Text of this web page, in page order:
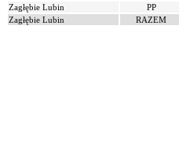
Zagłębie Lubin
PP
Zagłębie Lubin
RAZEM